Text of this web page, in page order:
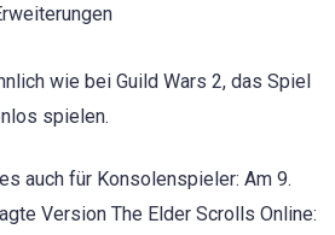
wie bei Guild Wars 2, das Spiel
spielen.
auch für Konsolenspieler: Am 9.
Version The Elder Scrolls Online: